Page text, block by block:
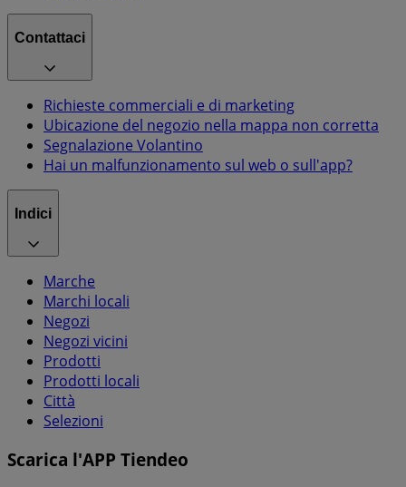
Contattaci
Richieste commerciali e di marketing
Ubicazione del negozio nella mappa non corretta
Segnalazione Volantino
Hai un malfunzionamento sul web o sull'app?
Indici
Marche
Marchi locali
Negozi
Negozi vicini
Prodotti
Prodotti locali
Città
Selezioni
Scarica l'APP Tiendeo